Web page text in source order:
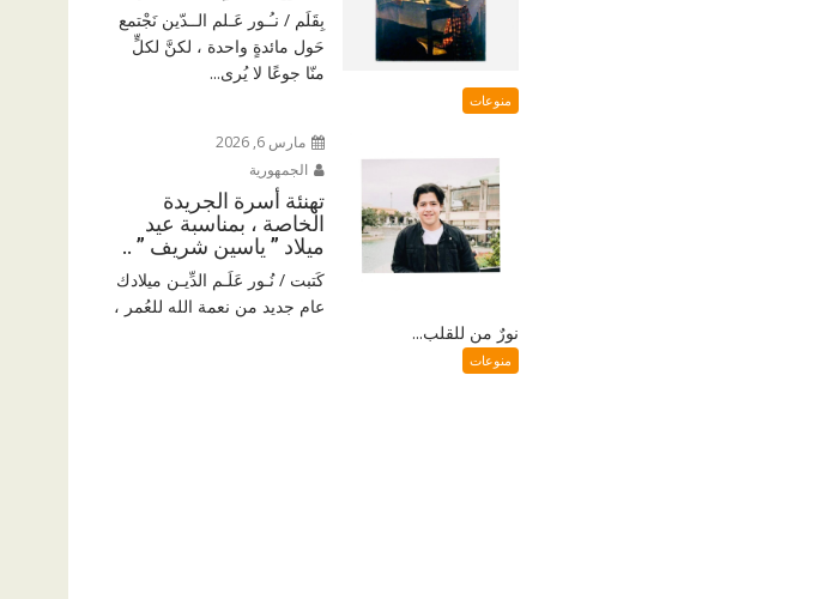
بِقَلَم / نـُـور عَـلم الــدّين نَجْتمع
حَول مائدةٍ واحدة ، لكنَّ لكلٍّ
منّا جوعًا لا يُرى...
منوعات
مارس 6, 2026
الجمهورية
تهنئة أسرة الجريدة
الخاصة ، بمناسبة عيد
ميلاد ” ياسين شريف ” ..
كَتبت / نُـور عَلَـم الدِّيـن ميلادك
عام جديد من نعمة الله للعُمر ،
نورٌ من للقلب...
منوعات